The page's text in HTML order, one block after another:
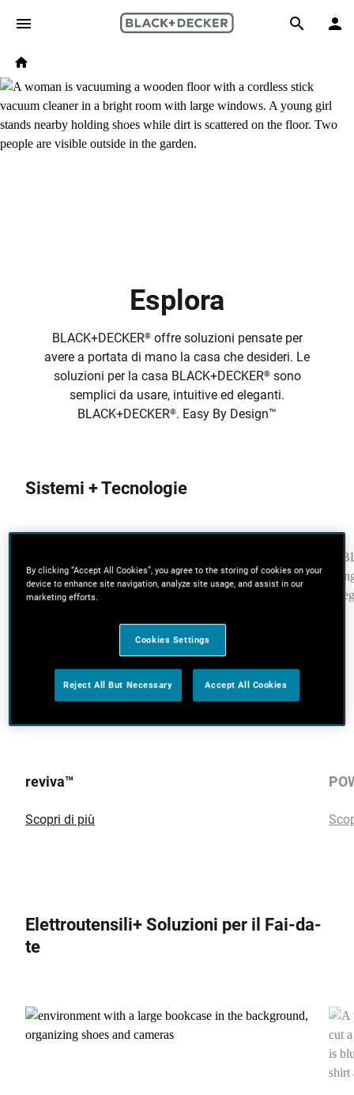
Skip to main content
Search
Breadcrumb
Esplora
BLACK+DECKER®offre soluzioni pensate per
avere a portata di mano la casa che desideri. Le
soluzioni per la casa BLACK+DECKER®sono
semplici da usare, intuitive ed eleganti.
BLACK+DECKER®. Easy By Design™
Sistemi + Tecnologie
reviva™
Scopri di più
Elettroutensili+ Soluzioni per il Fai-da-
te
By clicking “Accept All Cookies”, you agree to the storing of cookies on your
device to enhance site navigation, analyze site usage, and assist in our
marketing efforts.
Cookies Settings
Reject All But Necessary Accept All Cookies